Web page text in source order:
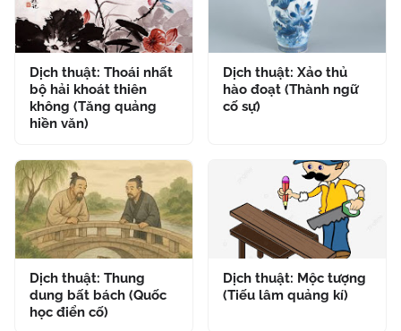
Dịch thuật: Thoái nhất
bộ hải khoát thiên
không (Tăng quảng
hiền văn)
Dịch thuật: Xảo thủ
hào đoạt (Thành ngữ
cố sự)
Dịch thuật: Thung
dung bất bách (Quốc
học điển cố)
Dịch thuật: Mộc tượng
(Tiếu lâm quảng kí)